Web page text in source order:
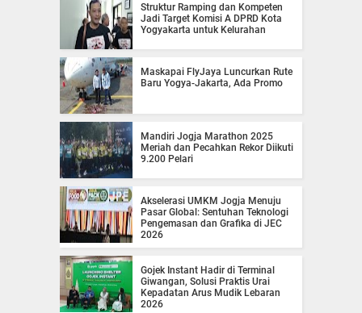
Struktur Ramping dan Kompeten
Jadi Target Komisi A DPRD Kota
Yogyakarta untuk Kelurahan
Maskapai FlyJaya Luncurkan Rute
Baru Yogya-Jakarta, Ada Promo
Mandiri Jogja Marathon 2025
Meriah dan Pecahkan Rekor Diikuti
9.200 Pelari
Akselerasi UMKM Jogja Menuju
Pasar Global: Sentuhan Teknologi
Pengemasan dan Grafika di JEC
2026
Gojek Instant Hadir di Terminal
Giwangan, Solusi Praktis Urai
Kepadatan Arus Mudik Lebaran
2026